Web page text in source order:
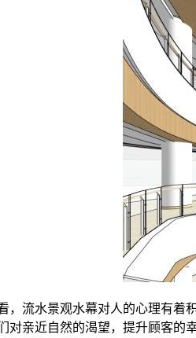
，流水景观水幕对人的心理有着
对亲近自然的渴望，提升顾客的